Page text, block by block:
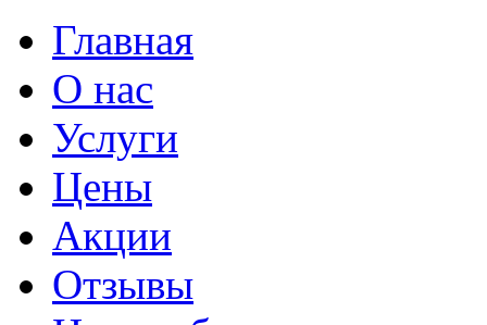
Главная
О нас
Услуги
Цены
Акции
Отзывы